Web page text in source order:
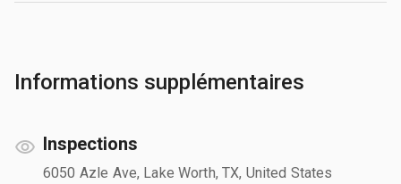
Informations supplémentaires
Inspections
6050 Azle Ave, Lake Worth, TX, United States